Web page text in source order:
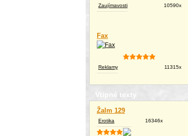
Zaujímavosti 10590x
Fax
Reklamy 11315x
Vtipné texty
Žalm 129
Erotika 16346x